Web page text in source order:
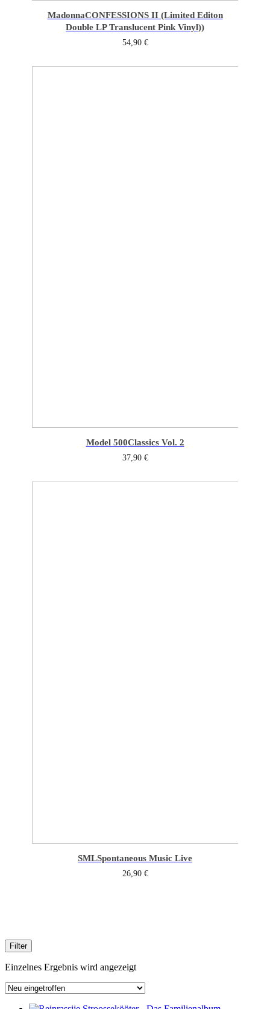
MadonnaCONFESSIONS II (Limited Editon
Double LP Translucent Pink Vinyl))
54,90 €
Model 500Classics Vol. 2
37,90 €
SMLSpontaneous Music Live
26,90 €
Filter
Einzelnes Ergebnis wird angezeigt